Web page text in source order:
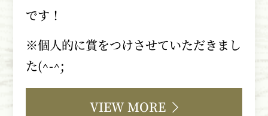
です！
※個人的に賞をつけさせていただきまし
た(^-^;
VIEW MORE